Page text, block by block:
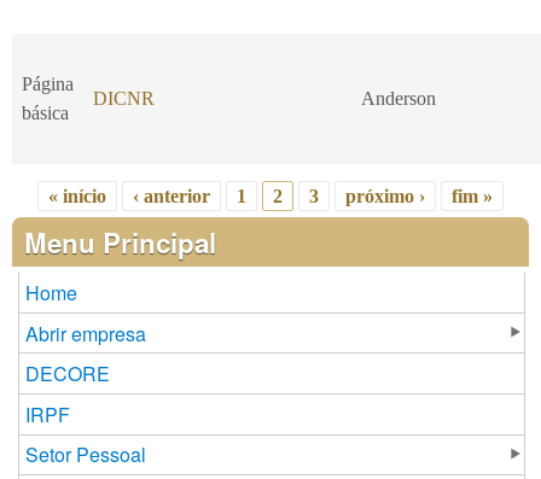
Página
básica
DICNR Anderson
Páginas
« início ‹ anterior 1 2 3 próximo › fim »
Menu Principal
Home
Abrir empresa
DECORE
IRPF
Setor Pessoal